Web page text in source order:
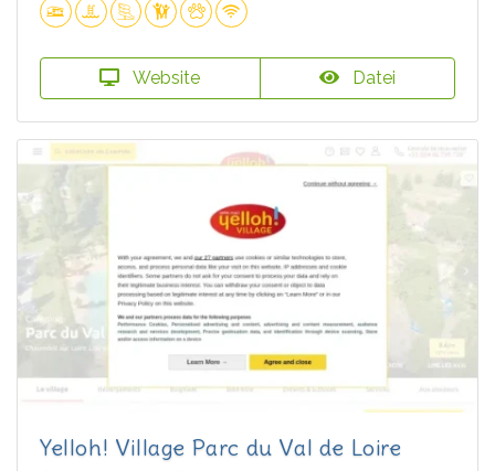
Website Datei
Yelloh! Village Parc du Val de Loire